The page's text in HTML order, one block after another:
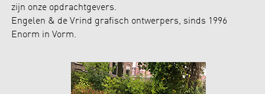
zijn onze opdrachtgevers.
Engelen & de Vrind grafisch ontwerpers, sinds 1996
Enorm in Vorm.